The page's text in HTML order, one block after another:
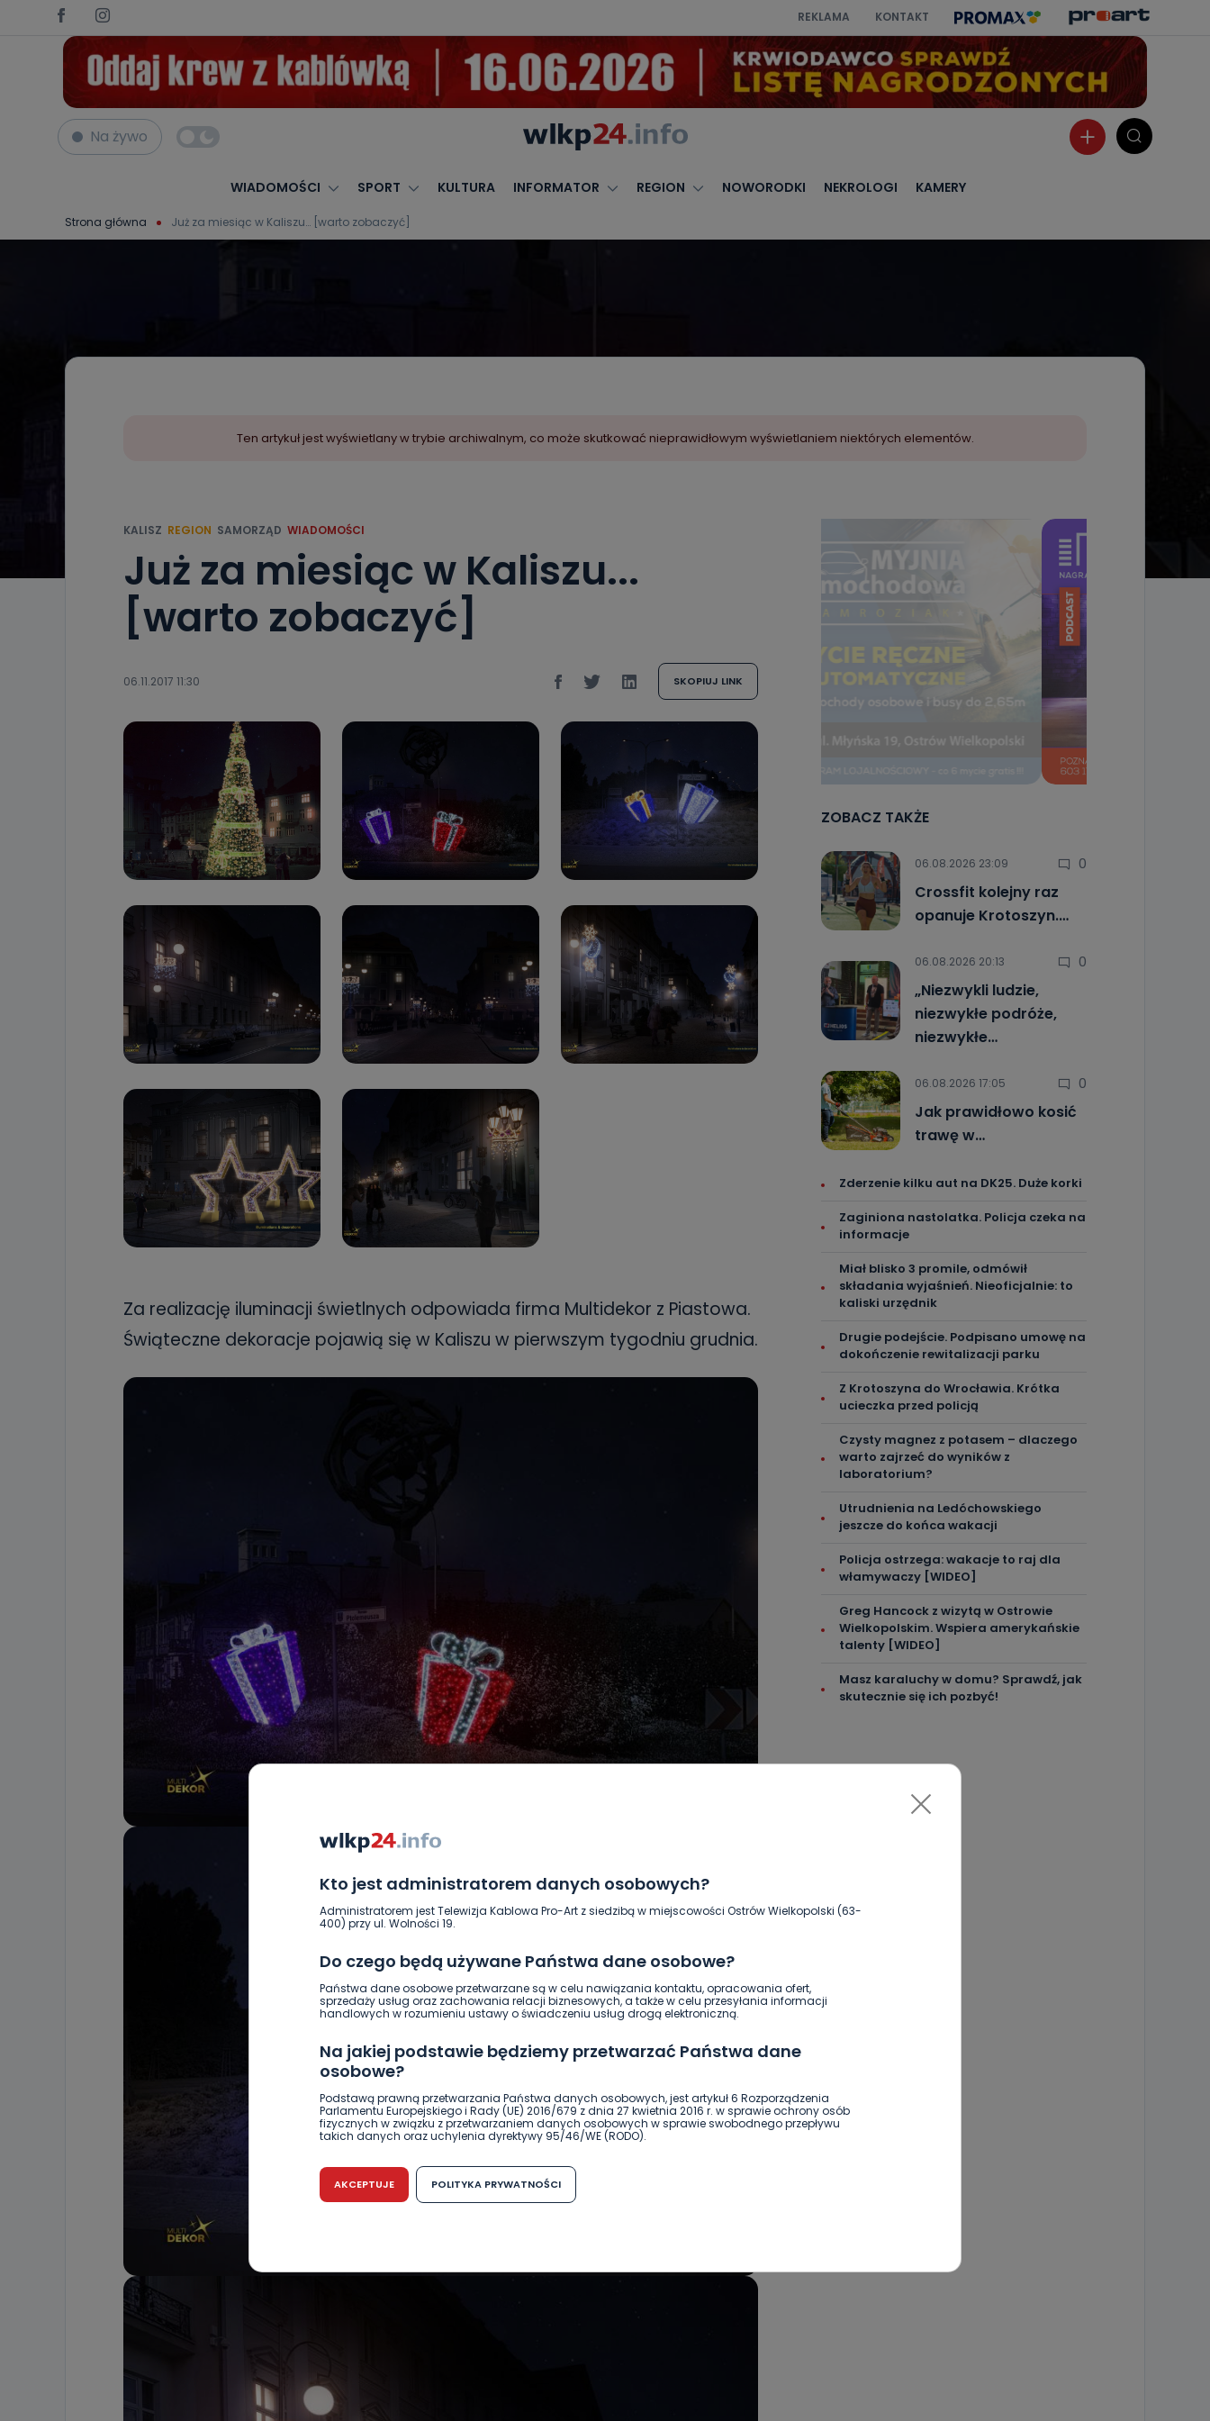
REKLAMA KONTAKT
Na żywo
WIADOMOŚCI SPORT KULTURA INFORMATOR REGION NOWORODKI NEKROLOGI KAMERY
Strona główna Już za miesiąc w Kaliszu… [warto zobaczyć]
Kto jest administratorem danych osobowych?
Administratorem jest Telewizja Kablowa Pro-Art z siedzibą w miejscowości Ostrów Wielkopolski (63-
400) przy ul. Wolności 19.
Do czego będą używane Państwa dane osobowe?
Państwa dane osobowe przetwarzane są w celu nawiązania kontaktu, opracowania ofert,
sprzedaży usług oraz zachowania relacji biznesowych, a także w celu przesyłania informacji
handlowych w rozumieniu ustawy o świadczeniu usług drogą elektroniczną.
Na jakiej podstawie będziemy przetwarzać Państwa dane
osobowe?
Podstawą prawną przetwarzania Państwa danych osobowych, jest artykuł 6 Rozporządzenia
Parlamentu Europejskiego i Rady (UE) 2016/679 z dnia 27 kwietnia 2016 r. w sprawie ochrony osób
fizycznych w związku z przetwarzaniem danych osobowych w sprawie swobodnego przepływu
takich danych oraz uchylenia dyrektywy 95/46/WE (RODO).
Czy jest możliwość cofnięcia zgody?
Podanie danych osobowych jest dobrowolne, nie jest wymogiem ustawowym lub umownym oraz
Co mogą Państwo zrobić z przekazanymi nam danymi?
Po wyrażeniu zgody na przetwarzanie danych osobowych, mają Państwo prawo do żądania od
AKCEPTUJE POLITYKA PRYWATNOŚCI
Ten artykuł jest wyświetlany w trybie archiwalnym, co może skutkować nieprawidłowym wyświetlaniem niektórych elementów.
KALISZ REGION SAMORZĄD WIADOMOŚCI
Już za miesiąc w Kaliszu...
[warto zobaczyć]
06.11.2017 11:30 SKOPIUJ LINK
Za realizację iluminacji świetlnych odpowiada firma Multidekor z Piastowa.
Świąteczne dekoracje pojawią się w Kaliszu w pierwszym tygodniu grudnia.
ZOBACZ TAKŻE
06.08.2026 23:09 0
Crossfit kolejny raz
opanuje Krotoszyn.…
06.08.2026 20:13 0
„Niezwykli ludzie,
niezwykłe podróże,
niezwykłe…
06.08.2026 17:05 0
Jak prawidłowo kosić
trawę w…
Zderzenie kilku aut na DK25. Duże korki
Zaginiona nastolatka. Policja czeka na
informacje
Miał blisko 3 promile, odmówił
składania wyjaśnień. Nieoficjalnie: to
kaliski urzędnik
Drugie podejście. Podpisano umowę na
dokończenie rewitalizacji parku
Z Krotoszyna do Wrocławia. Krótka
ucieczka przed policją
Czysty magnez z potasem – dlaczego
warto zajrzeć do wyników z
laboratorium?
Utrudnienia na Ledóchowskiego
jeszcze do końca wakacji
Policja ostrzega: wakacje to raj dla
włamywaczy [WIDEO]
Greg Hancock z wizytą w Ostrowie
Wielkopolskim. Wspiera amerykańskie
talenty [WIDEO]
Masz karaluchy w domu? Sprawdź, jak
skutecznie się ich pozbyć!